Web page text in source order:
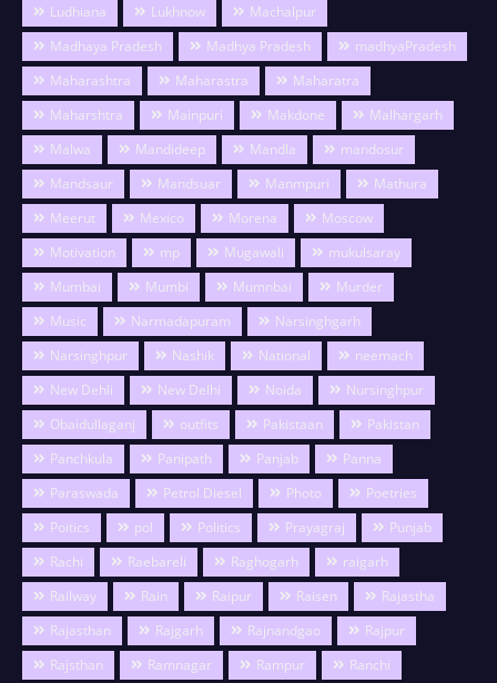
Ludhiana
Lukhnow
Machalpur
Madhaya Pradesh
Madhya Pradesh
madhyaPradesh
Maharashtra
Maharastra
Maharatra
Maharshtra
Mainpuri Makdone
Malhargarh
Malwa
Mandideep Mandla
mandosur
Mandsaur
Mandsuar Manmpuri
Mathura
Meerut
Mexico Morena
Moscow
Motivation
mp Mugawali
mukulsaray
Mumbai
Mumbi Mumnbai
Murder
Music
Narmadapuram
Narsinghgarh
Narsinghpur
Nashik National
neemach
New Dehli
New Delhi Noida
Nursinghpur
Obaidullaganj
outfits Pakistaan
Pakistan
Panchkula
Panipath Panjab
Panna
Paraswada
Petrol Diesel Photo
Poetries
Poitics
pol Politics Prayagraj
Punjab
Rachi
Raebareli Raghogarh
raigarh
Railway
Rain Raipur Raisen
Rajastha
Rajasthan
Rajgarh Rajnandgao
Rajpur
Rajsthan
Ramnagar Rampur
Ranchi